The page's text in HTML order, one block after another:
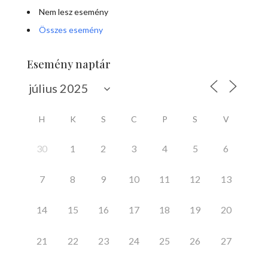
Nem lesz esemény
Összes esemény
Esemény naptár
H K S C P S V
30 1 2 3 4 5 6
7 8 9 10 11 12 13
14 15 16 17 18 19 20
21 22 23 24 25 26 27